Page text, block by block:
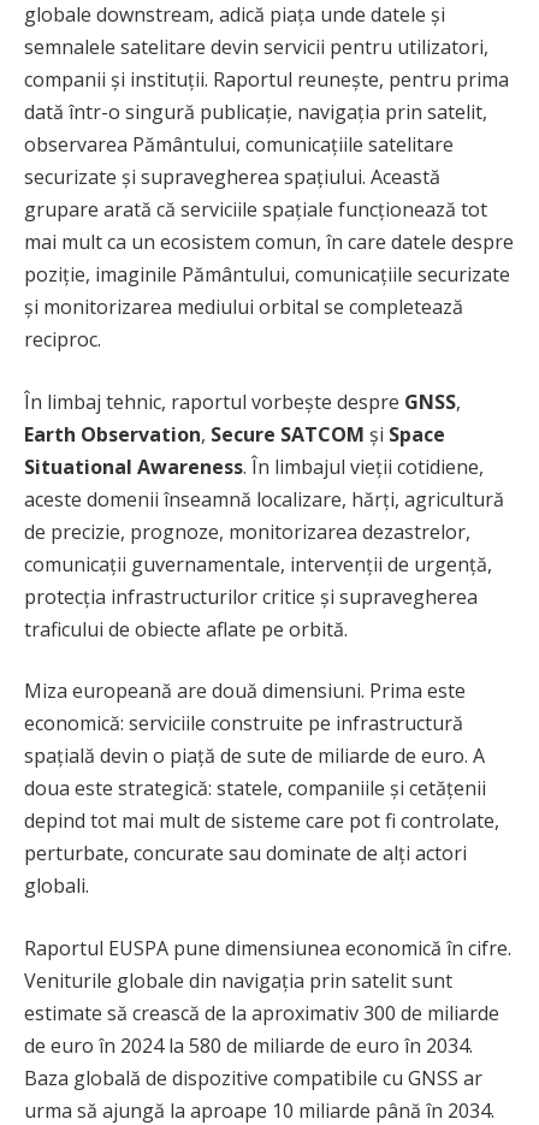
globale downstream, adică piața unde datele și
semnalele satelitare devin servicii pentru utilizatori,
companii și instituții. Raportul reunește, pentru prima
dată într-o singură publicație, navigația prin satelit,
observarea Pământului, comunicațiile satelitare
securizate și supravegherea spațiului. Această
grupare arată că serviciile spațiale funcționează tot
mai mult ca un ecosistem comun, în care datele despre
poziție, imaginile Pământului, comunicațiile securizate
și monitorizarea mediului orbital se completează
reciproc.
În limbaj tehnic, raportul vorbește despre GNSS,
Earth Observation, Secure SATCOM și Space
Situational Awareness. În limbajul vieții cotidiene,
aceste domenii înseamnă localizare, hărți, agricultură
de precizie, prognoze, monitorizarea dezastrelor,
comunicații guvernamentale, intervenții de urgență,
protecția infrastructurilor critice și supravegherea
traficului de obiecte aflate pe orbită.
Miza europeană are două dimensiuni. Prima este
economică: serviciile construite pe infrastructură
spațială devin o piață de sute de miliarde de euro. A
doua este strategică: statele, companiile și cetățenii
depind tot mai mult de sisteme care pot fi controlate,
perturbate, concurate sau dominate de alți actori
globali.
Raportul EUSPA pune dimensiunea economică în cifre.
Veniturile globale din navigația prin satelit sunt
estimate să crească de la aproximativ 300 de miliarde
de euro în 2024 la 580 de miliarde de euro în 2034.
Baza globală de dispozitive compatibile cu GNSS ar
urma să ajungă la aproape 10 miliarde până în 2034.